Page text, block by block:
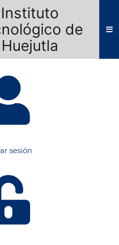
Instituto
de
Huejutla
sesión